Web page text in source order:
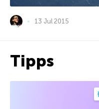
13 Jul 2015
Tipps